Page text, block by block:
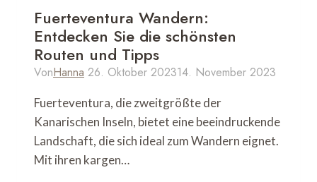
Fuerteventura Wandern:
Entdecken Sie die schönsten
Routen und Tipps
VonHanna 26. Oktober 202314. November 2023
Fuerteventura, die zweitgrößte der
Kanarischen Inseln, bietet eine beeindruckende
Landschaft, die sich ideal zum Wandern eignet.
Mit ihren kargen…